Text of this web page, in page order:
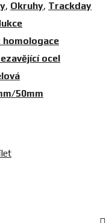
, Okruhy, Trackday
homologace
ocel
50mm